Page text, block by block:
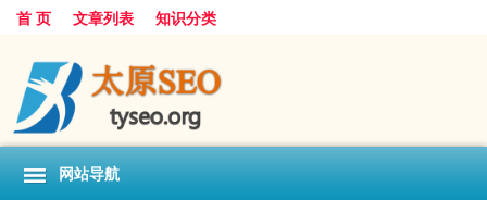
首 页 文章列表 知识分类
网站导航